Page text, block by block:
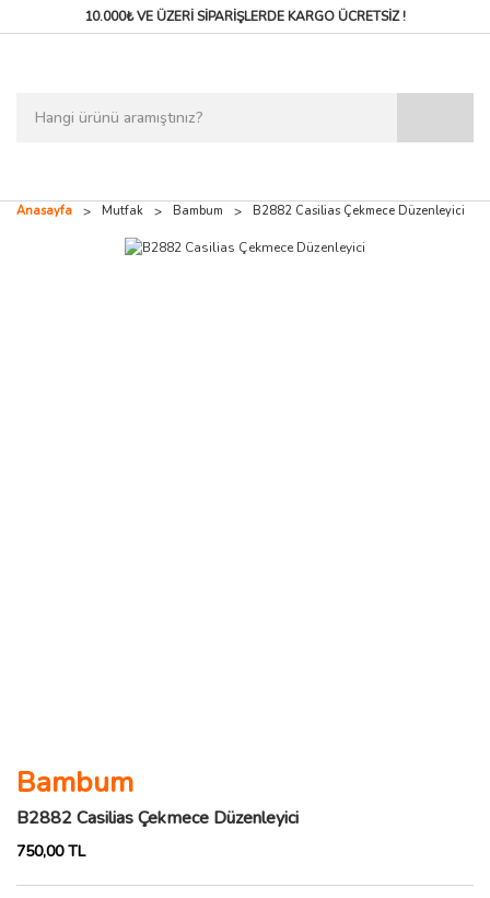
10.000₺ VE ÜZERİ SİPARİŞLERDEKARGO ÜCRETSİZ !
Anasayfa Mutfak Bambum B2882 Casilias Çekmece Düzenleyici
Bambum
B2882 Casilias Çekmece Düzenleyici
750,00 TL